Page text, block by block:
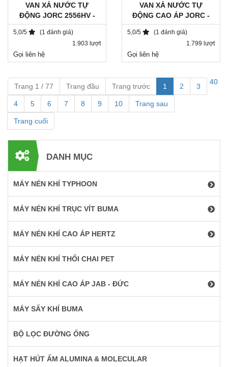
VAN XẢ NƯỚC TỰ
ĐỘNG JORC 2556HV -
380V
5,0/5
(1 đánh giá)
1.903 lượt
Gọi liên hệ
VAN XẢ NƯỚC TỰ
ĐỘNG CAO ÁP JORC -
FLUIDRAIN-HP-S
5,0/5
(1 đánh giá)
1.799 lượt
Gọi liên hệ
Trang 1 / 77 Trang đầu Trang trước 1 2 3
4 5 6 7 8 9 10
40
Trang sau
Trang cuối
DANH MỤC
MÁY NÉN KHÍ TYPHOON
MÁY NÉN KHÍ TRỤC VÍT BUMA
MÁY NÉN KHÍ CAO ÁP HERTZ
MÁY NÉN KHÍ THỔI CHAI PET
MÁY NÉN KHÍ CAO ÁP JAB - ĐỨC
MÁY SẤY KHÍ BUMA
BỘ LỌC ĐƯỜNG ỐNG
HẠT HÚT ẨM ALUMINA & MOLECULAR